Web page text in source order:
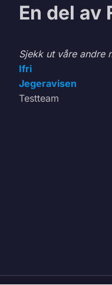
En del av
Sjekk ut våre andre
Ifri
Jegeravisen
Testteam